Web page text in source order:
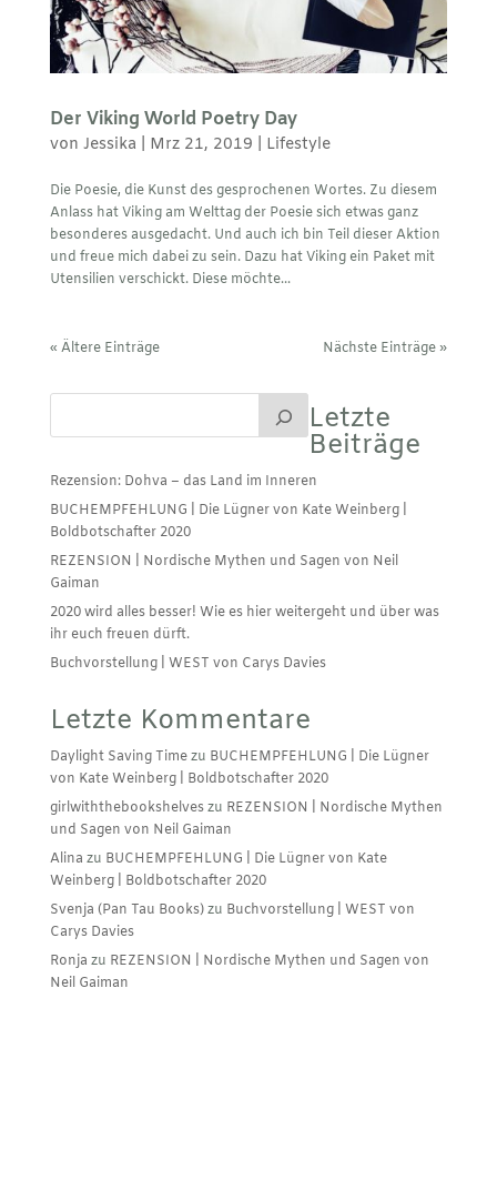
Der Viking World Poetry Day
von Jessika Mrz 21, 2019 Lifestyle
Die Poesie, die Kunst des gesprochenen Wortes. Zu diesem
Anlass hat Viking am Welttag der Poesie sich etwas ganz
besonderes ausgedacht. Und auch ich bin Teil dieser Aktion
und freue mich dabei zu sein. Dazu hat Viking ein Paket mit
Utensilien verschickt. Diese möchte...
« Ältere Einträge Nächste Einträge »
Letzte
Beiträge
Rezension: Dohva – das Land im Inneren
BUCHEMPFEHLUNG | Die Lügner von Kate Weinberg |
Boldbotschafter 2020
REZENSION | Nordische Mythen und Sagen von Neil
Gaiman
2020 wird alles besser! Wie es hier weitergeht und über was
ihr euch freuen dürft.
Buchvorstellung | WEST von Carys Davies
Letzte Kommentare
Daylight Saving Timezu BUCHEMPFEHLUNG | Die Lügner
von Kate Weinberg | Boldbotschafter 2020
girlwiththebookshelveszu REZENSION | Nordische Mythen
und Sagen von Neil Gaiman
Alina zu BUCHEMPFEHLUNG | Die Lügner von Kate
Weinberg | Boldbotschafter 2020
Svenja (Pan Tau Books)zu Buchvorstellung | WEST von
Carys Davies
Ronja zu REZENSION | Nordische Mythen und Sagen von
Neil Gaiman